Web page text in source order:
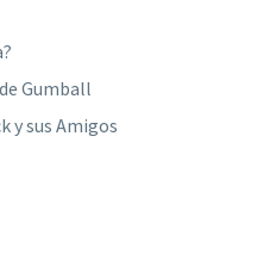
Gumball
y sus Amigos